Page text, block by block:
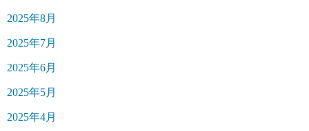
2025年8月
2025年7月
2025年6月
2025年5月
2025年4月